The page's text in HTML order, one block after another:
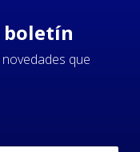
boletín
que